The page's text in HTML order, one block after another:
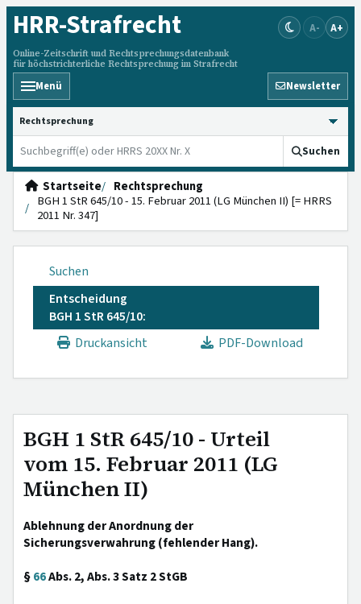
HRR-Strafrecht
Online-Zeitschrift und Rechtsprechungsdatenbank
für höchstrichterliche Rechtsprechung im Strafrecht
A- A+
Menü Newsletter
HRRS durchsuchen
Suchen
Startseite
Rechtsprechung
BGH 1 StR 645/10 - 15. Februar 2011 (LG München II) [= HRRS
2011 Nr. 347]
Suchen
Entscheidung
BGH 1 StR 645/10:
Druckansicht
PDF-Download
BGH 1 StR 645/10 - Urteil
vom 15. Februar 2011 (LG
München II)
Ablehnung der Anordnung der
Sicherungsverwahrung (fehlender Hang).
§66Abs. 2, Abs. 3 Satz 2 StGB